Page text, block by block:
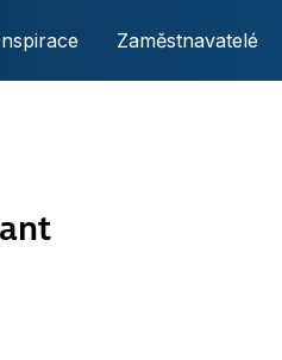
Zaměstnavatelé